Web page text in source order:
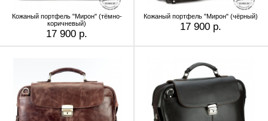
Кожаный портфель "Мирон" (тёмно-
коричневый)
17 900 р.
Кожаный портфель "Мирон" (чёрный)
17 900 р.